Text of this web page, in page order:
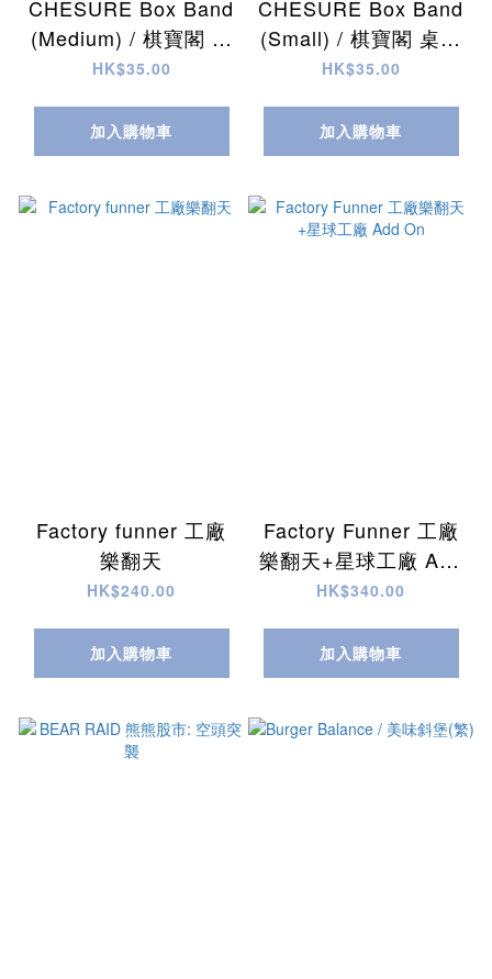
CHESURE Box Band
(Medium) / 棋寶閣 桌
遊百寶帶 (中)
HK$35.00
加入購物車
CHESURE Box Band
(Small) / 棋寶閣 桌遊
百寶帶 (小)
HK$35.00
加入購物車
Factory funner 工廠
樂翻天
HK$240.00
加入購物車
Factory Funner 工廠
樂翻天+星球工廠 Add
On
HK$340.00
加入購物車